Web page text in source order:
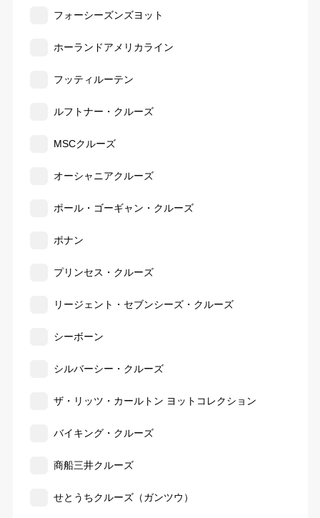
フォーシーズンズヨット
ホーランドアメリカライン
フッティルーテン
ルフトナー・クルーズ
MSCクルーズ
オーシャニアクルーズ
ポール・ゴーギャン・クルーズ
ポナン
プリンセス・クルーズ
リージェント・セブンシーズ・クルーズ
シーボーン
シルバーシー・クルーズ
ザ・リッツ・カールトン ヨットコレクション
バイキング・クルーズ
商船三井クルーズ
せとうちクルーズ（ガンツウ）